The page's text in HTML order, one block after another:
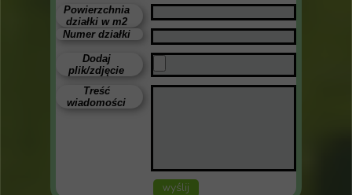
Powierzchnia
działki w m2
Numer działki
Dodaj
plik/zdjęcie
Treść
wiadomości
wyślij